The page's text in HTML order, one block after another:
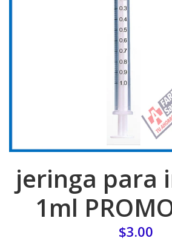
jeringa para
1ml
$3.00